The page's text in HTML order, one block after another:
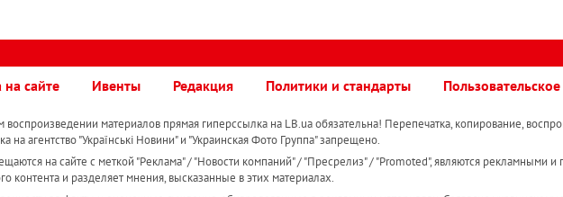
на сайте Ивенты Редакция Политики и стандарты
материалов прямая гиперссылка на LB.ua обязательна! Перепечатка, копирование,
на агентство "Українськi Новини" и "Украинская Фото Группа" запрещено.
на сайте с меткой "Реклама" / "Новости компаний" / "Пресрелиз" / "Promoted", являются рекламными и
контента и разделяет мнения, высказанные в этих материалах.